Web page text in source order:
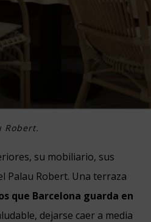
Robert.
su mobiliario, sus
Palau Robert. Una terraza
que Barcelona guarda en
dejarse caer a media